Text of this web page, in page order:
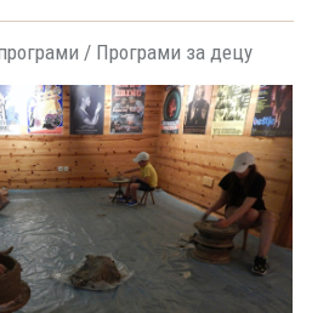
/ Програми за децу